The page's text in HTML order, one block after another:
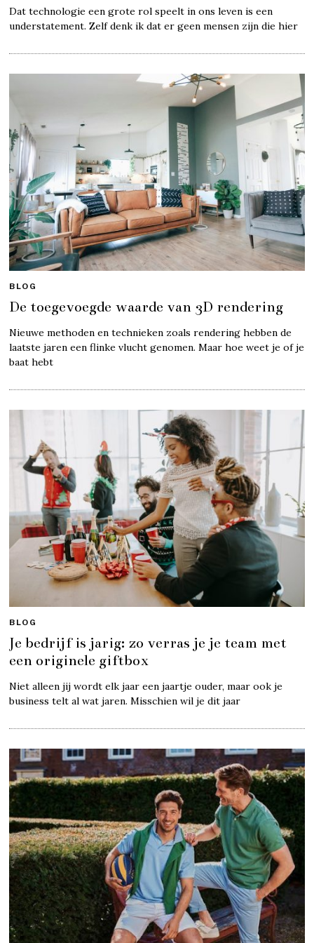
Dat technologie een grote rol speelt in ons leven is een
understatement. Zelf denk ik dat er geen mensen zijn die hier
BLOG
De toegevoegde waarde van 3D rendering
Nieuwe methoden en technieken zoals rendering hebben de
laatste jaren een flinke vlucht genomen. Maar hoe weet je of je
baat hebt
BLOG
Je bedrijf is jarig: zo verras je je team met
een originele giftbox
Niet alleen jij wordt elk jaar een jaartje ouder, maar ook je
business telt al wat jaren. Misschien wil je dit jaar